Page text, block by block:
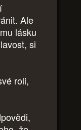
Ale
lásku
si
roli,